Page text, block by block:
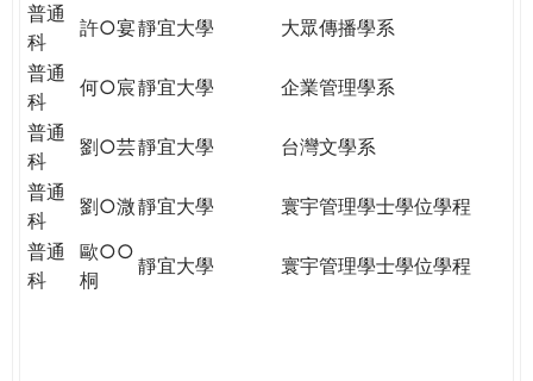
普通
科
許○宴靜宜大學
大眾傳播學系
普通
科
何○宸靜宜大學
企業管理學系
普通
科
劉○芸靜宜大學
台灣文學系
普通
科
劉○溦靜宜大學
寰宇管理學士學位學程
普通
科
歐○○
桐
靜宜大學 寰宇管理學士學位學程